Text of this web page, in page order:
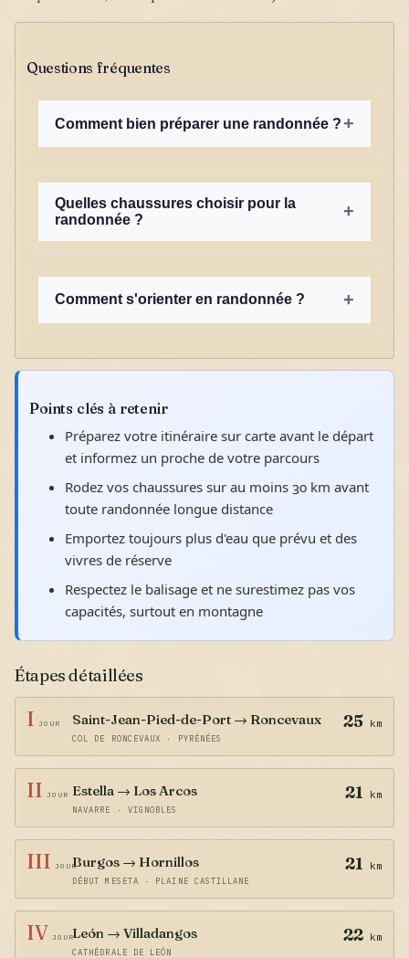
Questions fréquentes
Comment bien préparer une randonnée ? +
Quelles chaussures choisir pour la
randonnée ?
+
Comment s'orienter en randonnée ? +
Points clés à retenir
Préparez votre itinéraire sur carte avant le départ
et informez un proche de votre parcours
Rodez vos chaussures sur au moins 30 km avant
toute randonnée longue distance
Emportez toujours plus d'eau que prévu et des
vivres de réserve
Respectez le balisage et ne surestimez pas vos
capacités, surtout en montagne
Étapes détaillées
I JOUR Saint-Jean-Pied-de-Port → Roncevaux
COL DE RONCEVAUX · PYRÉNÉES
25 km
II JOUR Estella → Los Arcos
NAVARRE · VIGNOBLES
21 km
III JOURBurgos → Hornillos
DÉBUT MESETA · PLAINE CASTILLANE
21 km
IV JOURLeón → Villadangos
CATHÉDRALE DE LEÓN
22 km